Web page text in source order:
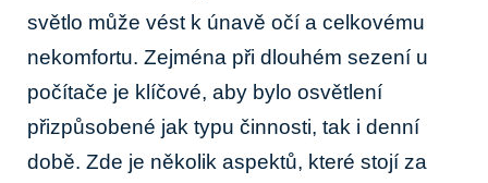
světlo může vést k únavě očí a celkovému
nekomfortu. Zejména při dlouhém sezení u
počítače je klíčové, aby bylo osvětlení
přizpůsobené jak typu činnosti, tak i denní
době. Zde je několik aspektů, které stojí za